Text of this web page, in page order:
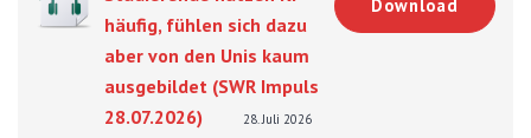
häufig, fühlen sich dazu
aber von den Unis kaum
ausgebildet (SWR Impuls
28.07.2026)
28. Juli 2026
Download